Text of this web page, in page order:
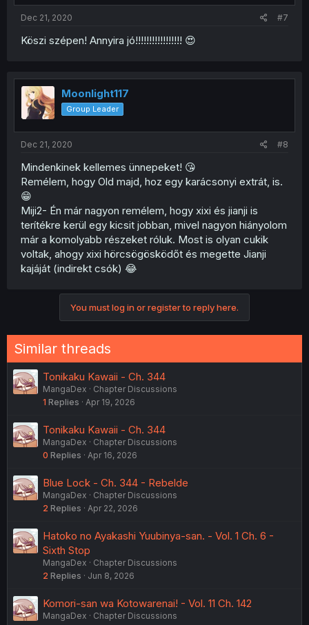
Dec 21, 2020 #7
Köszi szépen! Annyira jó!!!!!!!!!!!!!!!!! 😍
Moonlight117
Group Leader
Dec 21, 2020 #8
Mindenkinek kellemes ünnepeket! 😘
Remélem, hogy Old majd, hoz egy karácsonyi extrát, is.
😁
Miji2- Én már nagyon remélem, hogy xixi és jianji is
terítékre kerül egy kicsit jobban, mivel nagyon hiányolom
már a komolyabb részeket róluk. Most is olyan cukik
voltak, ahogy xixi hörcsögösködőt és megette Jianji
kajáját (indirekt csók) 😂
You must log in or register to reply here.
Similar threads
Tonikaku Kawaii - Ch. 344
MangaDex
Chapter Discussions
1 Replies Apr 19, 2026
Tonikaku Kawaii - Ch. 344
MangaDex
Chapter Discussions
0 Replies Apr 16, 2026
Blue Lock - Ch. 344 - Rebelde
MangaDex
Chapter Discussions
2 Replies Apr 22, 2026
Hatoko no Ayakashi Yuubinya-san. - Vol. 1 Ch. 6 -
Sixth Stop
MangaDex
Chapter Discussions
2 Replies Jun 8, 2026
Komori-san wa Kotowarenai! - Vol. 11 Ch. 142
MangaDex
Chapter Discussions